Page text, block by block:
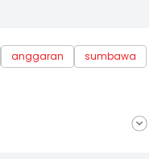
anggaran
sumbawa